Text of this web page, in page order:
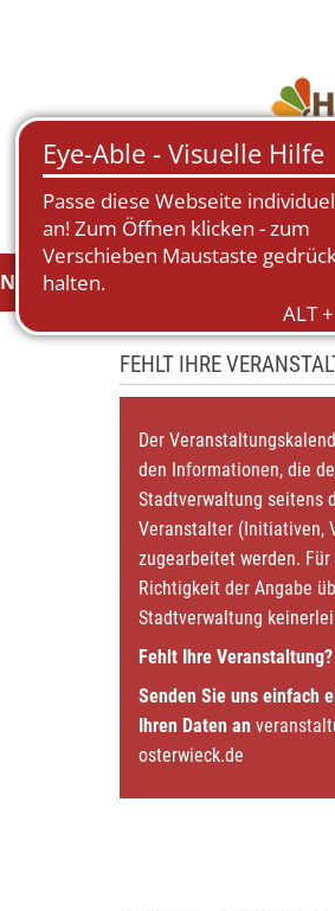
Neuigkeiten
FEHLT IHRE
Der
den Informationen, die
Stadtverwaltung seitens
Veranstalter (Initiativen,
zugearbeitet werden. Für
Richtigkeit der Angabe
Stadtverwaltung keinerlei
Fehlt Ihre Veranstaltung?
Senden Sie uns einfach
Ihren Daten an
osterwieck.de